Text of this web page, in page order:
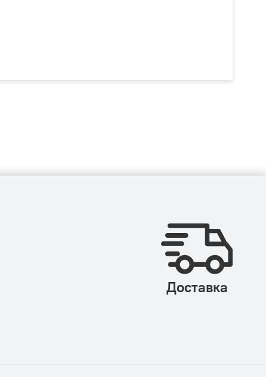
Доставка